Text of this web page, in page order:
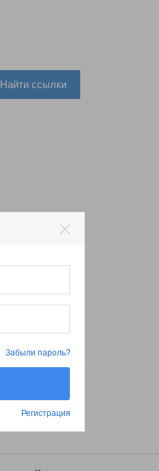
Найти ссылки
Регистрация
Забыли пароль?